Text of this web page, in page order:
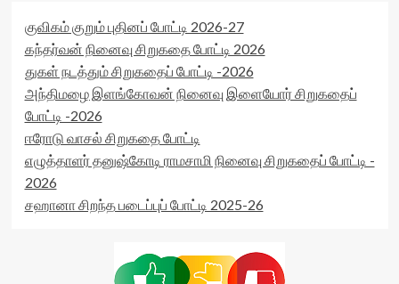
குவிகம் குறும் புதினப் போட்டி 2026-27
கந்தர்வன் நினைவு சிறுகதை போட்டி 2026
துகள் நடத்தும் சிறுகதைப் போட்டி -2026
அந்திமழை இளங்கோவன் நினைவு இளையோர் சிறுகதைப்
போட்டி -2026
ஈரோடு வாசல் சிறுகதை போட்டி
எழுத்தாளர் தனுஷ்கோடி ராமசாமி நினைவு சிறுகதைப் போட்டி -
2026
சஹானா சிறந்த படைப்புப் போட்டி 2025-26